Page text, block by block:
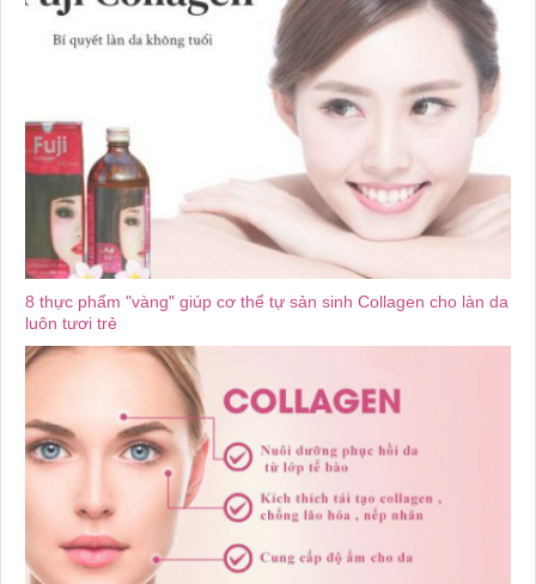
8 thực phẩm "vàng" giúp cơ thể tự sản sinh Collagen cho làn da
luôn tươi trẻ